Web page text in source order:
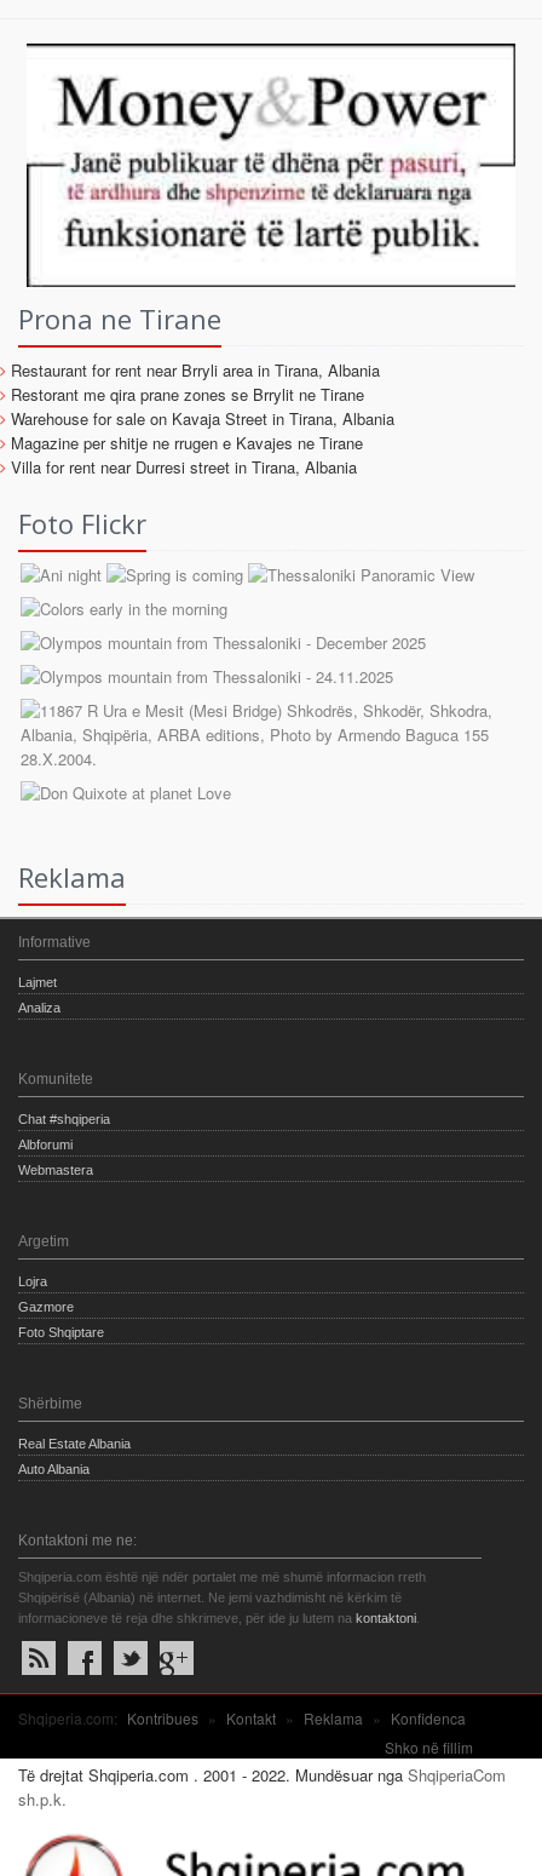
Prona ne Tirane
Restaurant for rent near Brryli area in Tirana, Albania
Restorant me qira prane zones se Brrylit ne Tirane
Warehouse for sale on Kavaja Street in Tirana, Albania
Magazine per shitje ne rrugen e Kavajes ne Tirane
Villa for rent near Durresi street in Tirana, Albania
Foto Flickr
Reklama
Informative
Lajmet
Analiza
Komunitete
Chat #shqiperia
Albforumi
Webmastera
Argetim
Lojra
Gazmore
Foto Shqiptare
Shërbime
Real Estate Albania
Auto Albania
Kontaktoni me ne:
Shqiperia.com është një ndër portalet me më shumë informacion rreth
Shqipërisë (Albania) në internet. Ne jemi vazhdimisht në kërkim të
informacioneve të reja dhe shkrimeve, për ide ju lutem na kontaktoni.
Shqiperia.com: Kontribues » Kontakt » Reklama »
Konfidenca
Shko në fillim
Të drejtat Shqiperia.com . 2001 - 2022. Mundësuar nga ShqiperiaCom
sh.p.k.